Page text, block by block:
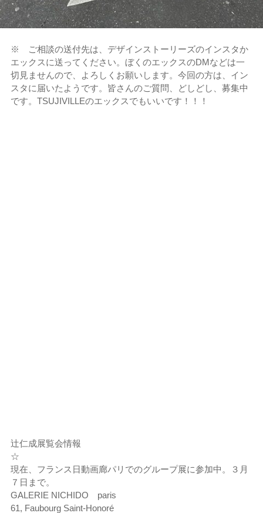
※ ご相談の送付先は、デザインストーリーズのインスタか
エックスに送ってください。ぼくのエックスのDMなどは一
切見ませんので、よろしくお願いします。今回の方は、イン
スタに届いたようです。皆さんのご質問、どしどし、募集中
です。TSUJIVILLEのエックスでもいいです！！！
辻仁成展覧会情報
☆
現在、フランス日動画廊パリでのグループ展に参加中。３月
７日まで。
GALERIE NICHIDO paris
61, Faubourg Saint-Honoré